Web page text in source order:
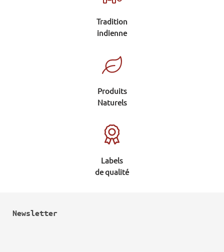
Tradition
indienne
Produits
Naturels
Labels
de qualité
Newsletter